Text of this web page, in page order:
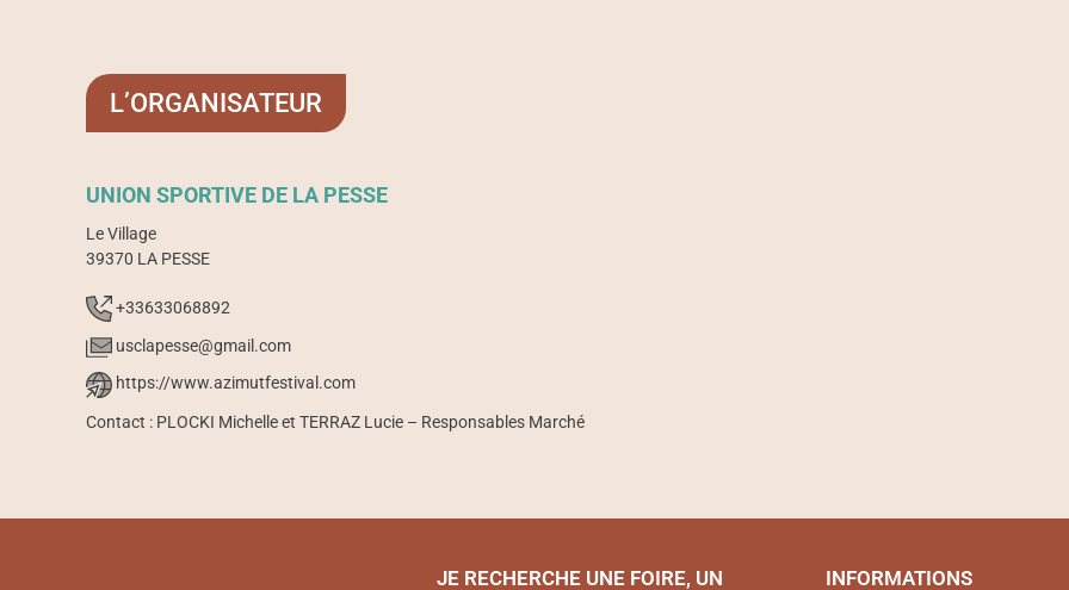
L’ORGANISATEUR
UNION SPORTIVE DE LA PESSE
Le Village
39370 LA PESSE
+33633068892
usclapesse@gmail.com
https://www.azimutfestival.com
Contact : PLOCKI Michelle et TERRAZ Lucie – Responsables Marché
JE RECHERCHE UNE FOIRE, UN
INFORMATIONS